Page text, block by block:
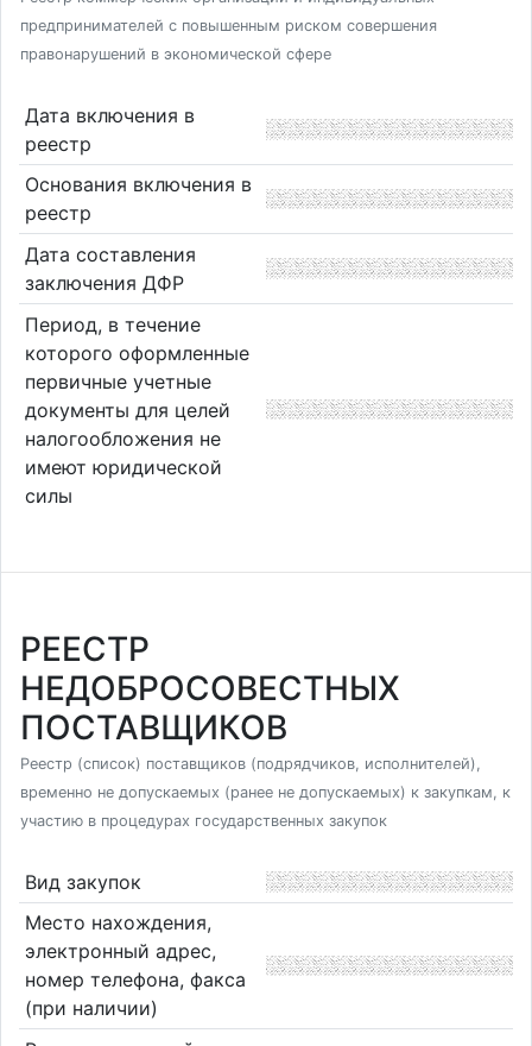
предпринимателей с повышенным риском совершения
правонарушений в экономической сфере
Дата включения в
реестр
Основания включения в
реестр
Дата составления
заключения ДФР
Период, в течение
которого оформленные
первичные учетные
документы для целей
налогообложения не
имеют юридической
силы
РЕЕСТР
НЕДОБРОСОВЕСТНЫХ
ПОСТАВЩИКОВ
Реестр (список) поставщиков (подрядчиков, исполнителей),
временно не допускаемых (ранее не допускаемых) к закупкам, к
участию в процедурах государственных закупок
Вид закупок
Место нахождения,
электронный адрес,
номер телефона, факса
(при наличии)